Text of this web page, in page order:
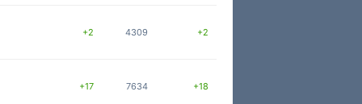
+2 4309 +2
+17 7634 +18